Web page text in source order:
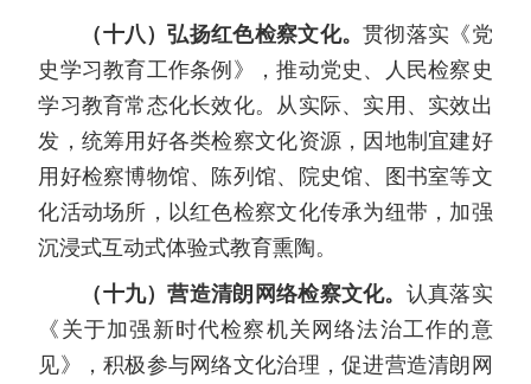
（十八）弘扬红色检察文化。贯彻落实《党
史学习教育工作条例》，推动党史、人民检察史
学习教育常态化长效化。从实际、实用、实效出
发，统筹用好各类检察文化资源，因地制宜建好
用好检察博物馆、陈列馆、院史馆、图书室等文
化活动场所，以红色检察文化传承为纽带，加强
沉浸式互动式体验式教育熏陶。
（十九）营造清朗网络检察文化。 认真落实
《关于加强新时代检察机关网络法治工作的意
见》，积极参与网络文化治理，促进营造清朗网